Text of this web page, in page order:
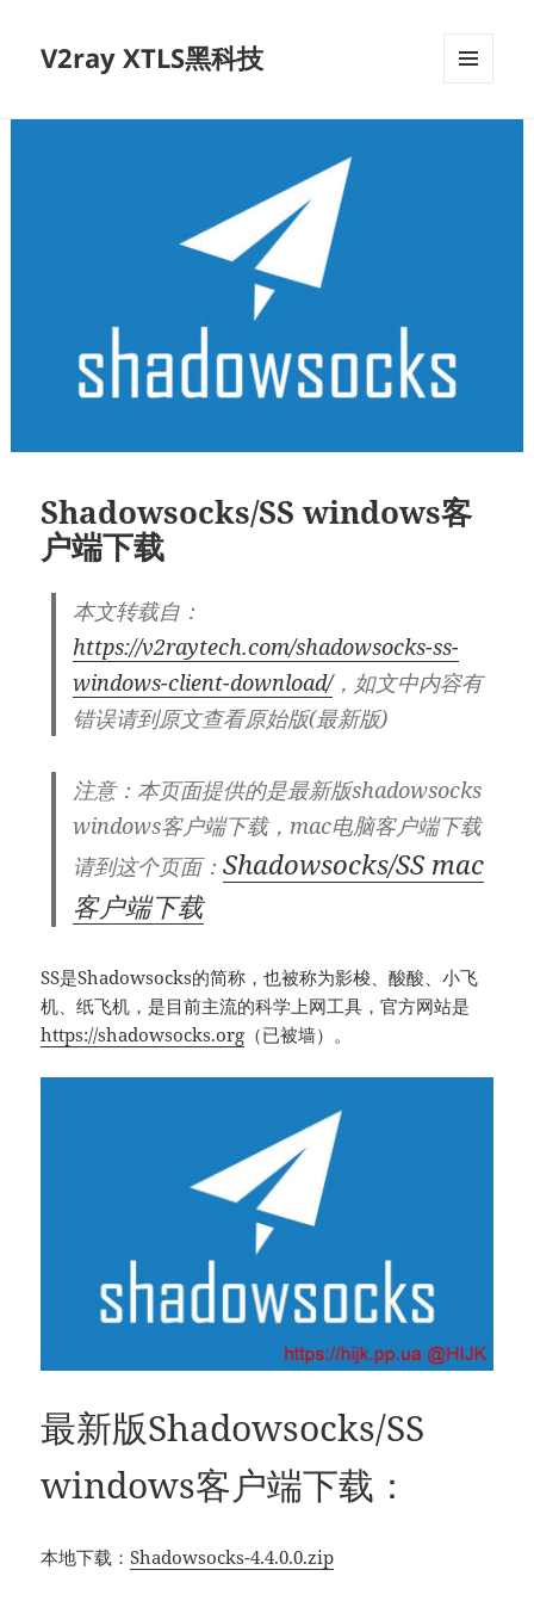
V2ray XTLS黑科技
挂件
Shadowsocks/SS windows客
户端下载
本文转载自：
https://v2raytech.com/shadowsocks-ss-
windows-client-download/，如文中内容有
错误请到原文查看原始版(最新版)
注意：本页面提供的是最新版shadowsocks
windows客户端下载，mac电脑客户端下载
请到这个页面：Shadowsocks/SS mac
客户端下载
SS是Shadowsocks的简称，也被称为影梭、酸酸、小飞
机、纸飞机，是目前主流的科学上网工具，官方网站是
https://shadowsocks.org （已被墙）。
最新版Shadowsocks/SS
windows客户端下载：
本地下载：Shadowsocks-4.4.0.0.zip